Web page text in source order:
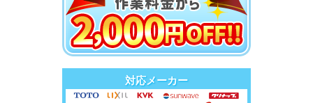
対応メーカー